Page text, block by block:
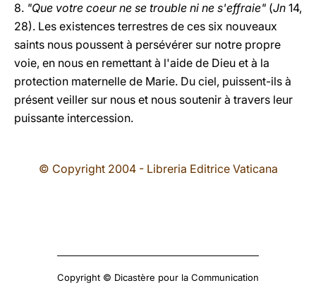
8. "Que votre coeur ne se trouble ni ne s'effraie" (Jn 14,
28). Les existences terrestres de ces six nouveaux
saints nous poussent à persévérer sur notre propre
voie, en nous en remettant à l'aide de Dieu et à la
protection maternelle de Marie. Du ciel, puissent-ils à
présent veiller sur nous et nous soutenir à travers leur
puissante intercession.
© Copyright 2004 - Libreria Editrice Vaticana
Copyright © Dicastère pour la Communication